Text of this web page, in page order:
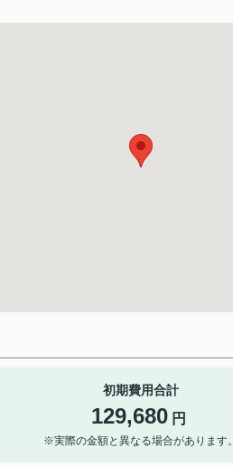
初期費用合計
129,680 円
※実際の金額と異なる場合があります。